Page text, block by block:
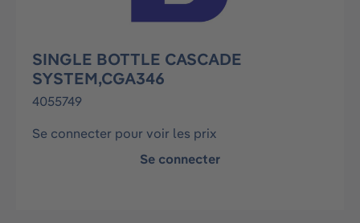
SINGLE BOTTLE CASCADE
SYSTEM,CGA346
4055749
Se connecter pour voir les prix
Se connecter